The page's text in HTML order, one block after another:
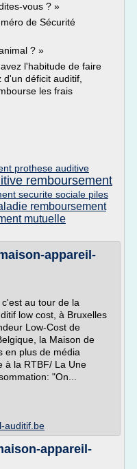
vous ? »
de Sécurité
? »
l'habitude de faire
déficit auditif,
les frais
prothese auditive
remboursement
securite sociale piles
remboursement
mutuelle
appareil-
au tour de la
low cost, à Bruxelles
Low-Cost de
la Maison de
en plus de média
à la RTBF/ La Une
"On...
auditif.be
appareil-